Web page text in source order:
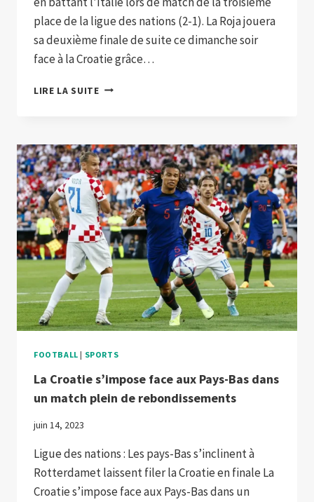
place de la ligue des nations (2-1). La Roja jouera
sa deuxième finale de suite ce dimanche soir
face à la Croatie grâce…
LIRE LA SUITEJOSELU
FINALE
DE
LIGUE
DES
NATIONS
FOOTBALL | SPORTS
La Croatie s’impose face aux Pays-Bas dans
un match plein de rebondissements
juin 14, 2023
Ligue des nations : Les pays-Bas s’inclinent à
Rotterdamet laissent filer la Croatie en finale La
Croatie s’impose face aux Pays-Bas dans un